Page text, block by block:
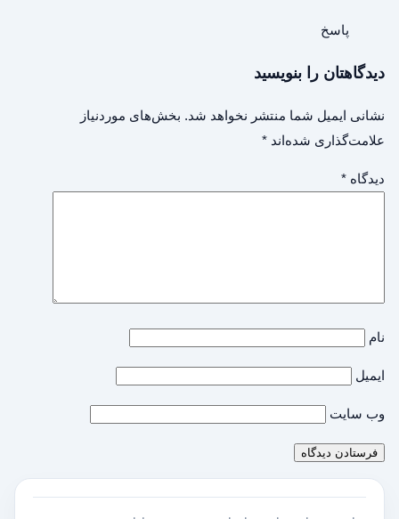
پاسخ
دیدگاهتان را بنویسید
نشانی ایمیل شما منتشر نخواهد شد. بخش‌های موردنیاز
علامت‌گذاری شده‌اند *
دیدگاه *
نام
ایمیل
وب‌ سایت